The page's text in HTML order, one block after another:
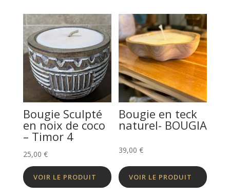
à
130,00 €
Bougie Sculpté
en noix de coco
– Timor 4
25,00 €
VOIR LE PRODUIT
Bougie en teck
naturel- BOUGIA
39,00€
VOIR LE PRODUIT